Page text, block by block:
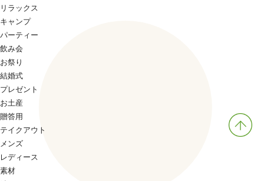
リラックス
キャンプ
パーティー
飲み会
お祭り
結婚式
プレゼント
お土産
贈答用
テイクアウト
メンズ
レディース
素材